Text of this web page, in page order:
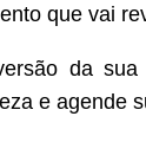
que vai
da
e agende